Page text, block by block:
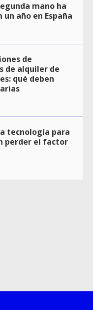
mano ha
un año en España
de
de alquiler de
qué deben
tecnología para
perder el factor